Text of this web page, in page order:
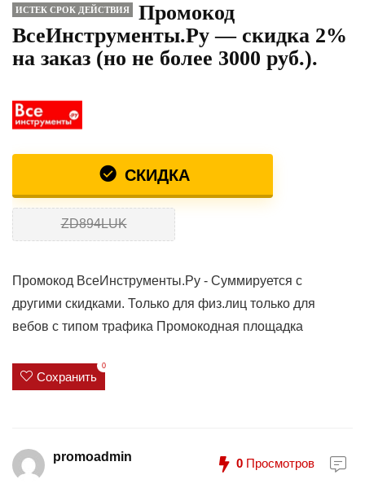
ИСТЕК СРОК ДЕЙСТВИЯ
Промокод
ВсеИнструменты.Ру — скидка 2%
на заказ (но не более 3000 руб.).
СКИДКА
ZD894LUK
Промокод ВсеИнструменты.Ру - Суммируется с
другими скидками. Только для физ.лиц только для
вебов с типом трафика Промокодная площадка
Сохранить
0
promoadmin 0 Просмотров